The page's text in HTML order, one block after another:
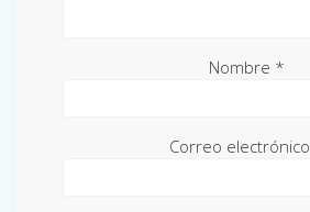
Nombre *
Correo electrónico